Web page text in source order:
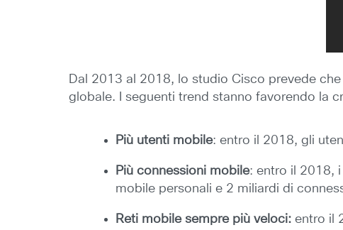
Dal 2013 al 2018, lo studio Cisco prevede
globale. I seguenti trend stanno favorendo la
Più utenti mobile: entro il 2018, gli
Più connessioni mobile: entro il 2018,
mobile personali e 2 miliardi di
Reti mobile sempre più veloci: entro il